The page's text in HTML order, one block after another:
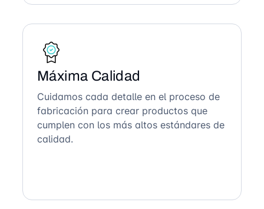
Máxima Calidad
Cuidamos cada detalle en el proceso de
fabricación para crear productos que
cumplen con los más altos estándares de
calidad.